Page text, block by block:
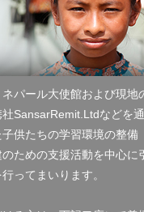
ネパール大使館および現地
SansarRemit.Ltdなどを通
子供たちの学習環境の整備
ための支援活動を中心に引
ってまいります。